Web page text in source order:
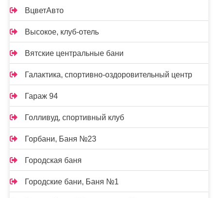
ВцветАвто
Высокое, клуб-отель
Вятские центральные бани
Галактика, спортивно-оздоровительный центр
Гараж 94
Голливуд, спортивный клуб
Горбани, Баня №23
Городская баня
Городские бани, Баня №1